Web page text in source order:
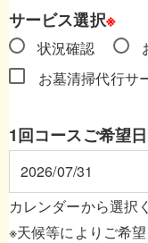
サービス選択※
状況確認
お墓清掃代行サ
1回コースご希望日
カレンダーから選択
※天候等によりご希